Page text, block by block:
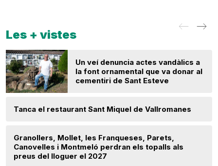
Les + vistes
Un veí denuncia actes vandàlics a
la font ornamental que va donar al
cementiri de Sant Esteve
Tanca el restaurant Sant Miquel de Vallromanes
Granollers, Mollet, les Franqueses, Parets,
Canovelles i Montmeló perdran els topalls als
preus del lloguer el 2027